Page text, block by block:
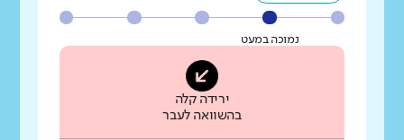
נמוכה במעט
ירידה קלה
בהשוואה לעבר